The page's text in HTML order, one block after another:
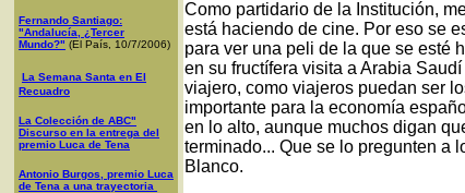
Fernando Santiago:
"Andalucía, ¿Tercer
Mundo?" (El País, 10/7/2006)
La Semana Santa en El
Recuadro
La Colección de ABC"
Discurso en la entrega del
premio Luca de Tena
Antonio Burgos, premio Luca
de Tena a una trayectoria
Como partidario de la Institución,
está haciendo de cine. Por eso se
para ver una peli de la que se esté
en su fructífera visita a Arabia
viajero, como viajeros puedan ser
importante para la economía
en lo alto, aunque muchos digan
terminado... Que se lo pregunten a
Blanco.